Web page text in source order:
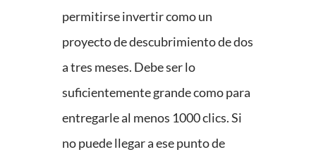
permitirse invertir como un
proyecto de descubrimiento de dos
a tres meses. Debe ser lo
suficientemente grande como para
entregarle al menos 1000 clics. Si
no puede llegar a ese punto de